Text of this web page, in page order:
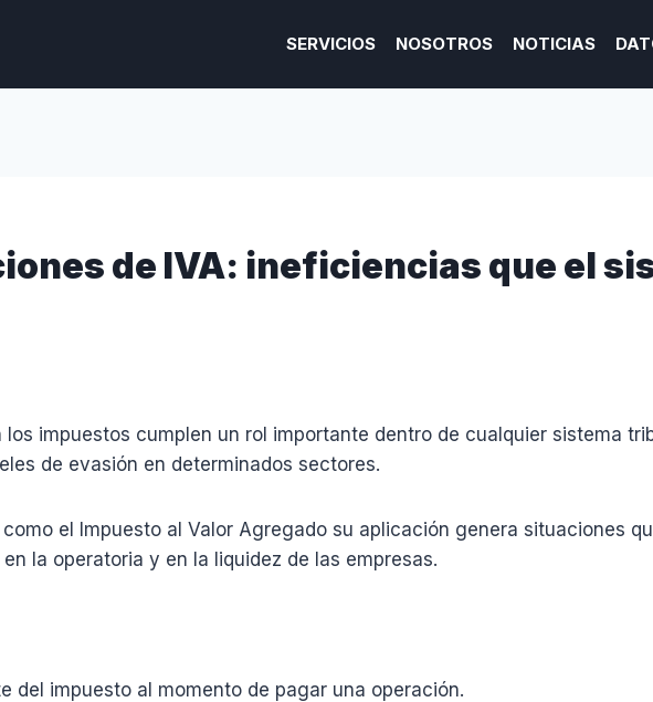
SERVICIOS NOSOTROS NOTICIAS
de IVA: ineficiencias que el
impuestos cumplen un rol importante dentro de cualquier sistema
de evasión en determinados sectores.
el Impuesto al Valor Agregado su aplicación genera situaciones
la operatoria y en la liquidez de las empresas.
del impuesto al momento de pagar una operación.